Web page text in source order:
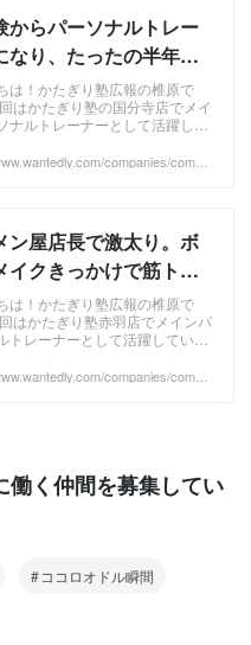
ムブランドを目指しておりま
的な目標としては2023年末迄
200店舗を出店し、健康的で継
フィットネス習慣を日本に根づ
サイト
からパーソナルトレー
なり、たったの半年で
上1位の店舗へ！ | 株式
たぎり塾
は！かたぎり塾広報の椎原で
はかたぎり塾の国分寺店でメイ
ナルトレーナーとして活躍して
未経験からメイントレーナーに
ます。ぜひ、最後まで読んでい
すと幸いです！ ...
companies/compa
ン屋店長で激太り。ボ
イクきっかけで筋トレ
なり、30代後半で夢の
ナルトレーナーへ！ | 株
かたぎり塾
は！かたぎり塾広報の椎原で
はかたぎり塾赤羽店でメインパ
トレーナーとして活躍してい
齢を言い訳にせず、30代後半か
companies/compa
く仲間を募集してい
ココロオドル瞬間